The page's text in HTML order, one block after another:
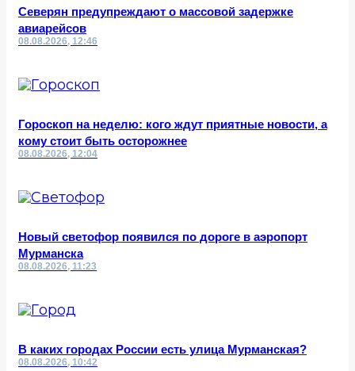
Северян предупреждают о массовой задержке
авиарейсов
08.08.2026, 12:46
Гороскоп на неделю: кого ждут приятные новости, а
кому стоит быть осторожнее
08.08.2026, 12:04
Новый светофор появился по дороге в аэропорт
Мурманска
08.08.2026, 11:23
В каких городах России есть улица Мурманская?
08.08.2026, 10:42